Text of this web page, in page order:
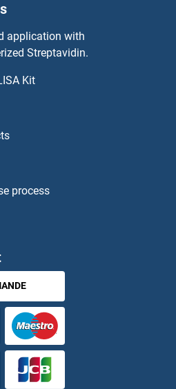
application with
Streptavidin.
Kit
process